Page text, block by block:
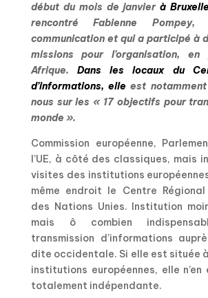
début du mois de janvierà
rencontré Fabienne
communication et qui a participé à
missions pour l’organisation,
Afrique.Dans les locaux du
d’informations, elle est
nous sur les « 17 objectifs pour
monde ».
Commission européenne,
l’UE, à côté des classiques, mais
visites des institutions
même endroit le Centre Régional
des Nations Unies. Institution
mais ô combien
transmission d’informations
dite occidentale. Si elle est située
institutions européennes, elle
totalement indépendante.